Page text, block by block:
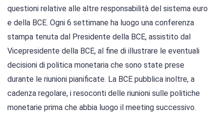
questioni relative alle altre responsabilità del sistema euro
e della BCE. Ogni 6 settimane ha luogo una conferenza
stampa tenuta dal Presidente della BCE, assistito dal
Vicepresidente della BCE, al fine di illustrare le eventuali
decisioni di politica monetaria che sono state prese
durante le riunioni pianificate. La BCE pubblica inoltre, a
cadenza regolare, i resoconti delle riunioni sulle politiche
monetarie prima che abbia luogo il meeting successivo.